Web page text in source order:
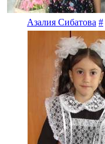
Азалия Сибатова #